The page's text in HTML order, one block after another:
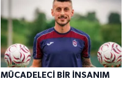
MÜCADELECİ BİR İNSANIM